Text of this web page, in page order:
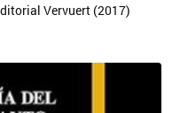
Vervuert (2017)